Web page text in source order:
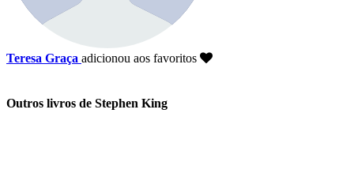
Teresa Graça adicionou aos favoritos
Outros livros de Stephen King